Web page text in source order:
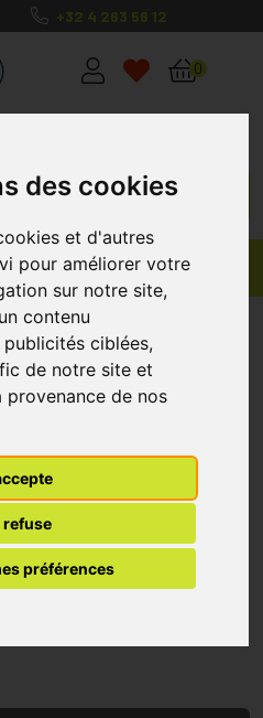
des cookies
et d'autres
pour améliorer votre
sur notre site,
contenu
ciblées,
de notre site et
de nos
refuse
préférences
+32 4 263 56 12
ma santé, mes
0
Produits
ligne